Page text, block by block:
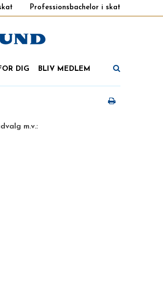
Professionsbachelor i skat
DIG BLIV MEDLEM
m.v.: